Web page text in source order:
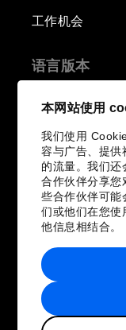
本网站使用
我们使用
容与广告、提供
的流量。我们还
合作伙伴分享您
些合作伙伴可能
们或他们在您使
他信息相结合。
工作机会
语言版本